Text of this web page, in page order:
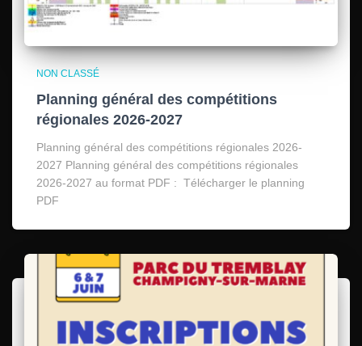
NON CLASSÉ
Planning général des compétitions
régionales 2026-2027
Planning général des compétitions régionales 2026-
2027 Planning général des compétitions régionales
2026-2027 au format PDF : Télécharger le planning
PDF